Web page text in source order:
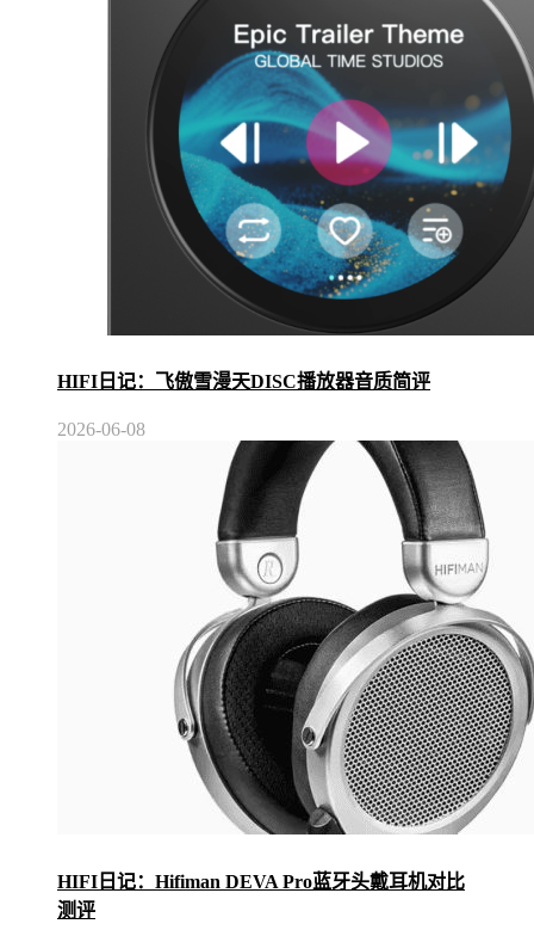
HIFI日记：飞傲雪漫天DISC播放器音质简评
2026-06-08
HIFI日记：Hifiman DEVA Pro蓝牙头戴耳机对比
测评